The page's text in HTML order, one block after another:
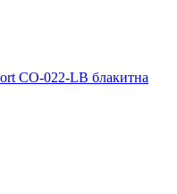
CO-022-LB блакитна